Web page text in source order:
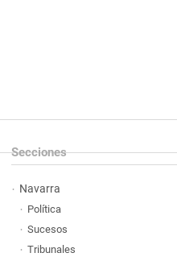
Secciones
Navarra
Política
Sucesos
Tribunales